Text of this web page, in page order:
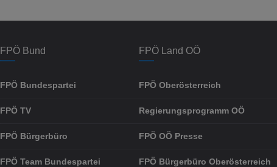
FPÖ Bund
FPÖ Bundespartei
FPÖ TV
FPÖ Bürgerbüro
FPÖ Team Bundespartei
FPÖ Land OÖ
FPÖ Oberösterreich
Regierungsprogramm OÖ
FPÖ OÖ Presse
FPÖ Bürgerbüro Oberösterreich